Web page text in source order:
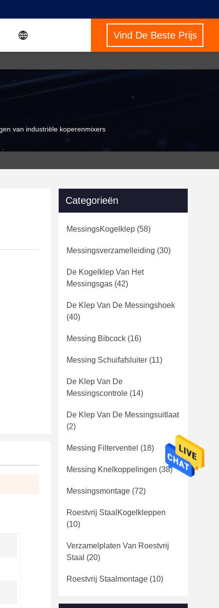
Vind De Beste Prijs
van industriële koperenmixers
Categorieën
MessingsKogelklep (58)
Messingsverzamelleiding (30)
De Kogelklep Van Het
Messingsgas (42)
De Klep Van De Messingshoek
(40)
Messing Bibcock (16)
Messing Schuifafsluiter (11)
De Klep Van De
Messingscontrole (14)
De Klep Van De Messingsuitlaat
(2)
Messing Filterventiel (18)
Messing Knelkoppelingen (38)
Messingsmontage (72)
Roestvrij StaalKogelkleppen
(10)
Verzamelplaten Van Roestvrij
Staal (20)
Roestvrij Staalmontage (10)